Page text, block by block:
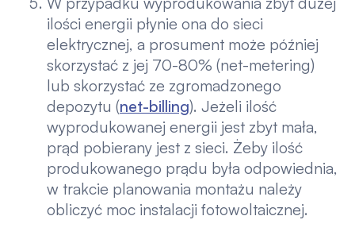
ilości energii płynie ona do sieci
elektrycznej, a prosument może później
skorzystać z jej 70-80% (net-metering)
lub skorzystać ze zgromadzonego
depozytu (net-billing). Jeżeli ilość
wyprodukowanej energii jest zbyt mała,
prąd pobierany jest z sieci. Żeby ilość
produkowanego prądu była odpowiednia,
w trakcie planowania montażu należy
obliczyć moc instalacji fotowoltaicznej.